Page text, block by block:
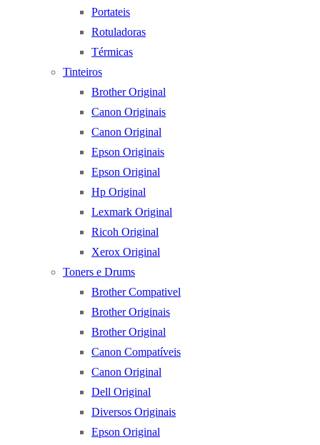
Portateis
Rotuladoras
Térmicas
Tinteiros
Brother Original
Canon Originais
Canon Original
Epson Originais
Epson Original
Hp Original
Lexmark Original
Ricoh Original
Xerox Original
Toners e Drums
Brother Compativel
Brother Originais
Brother Original
Canon Compatíveis
Canon Original
Dell Original
Diversos Originais
Epson Original